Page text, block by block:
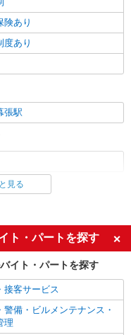
：稲毛海岸】
詳細を見る
！０からスタートでも活
＜日払い有/週払い有/交
む)＞
駅：海浜幕張
イサービスの看護師＊
＜交通費全額支給(ガソリ
い可＞
り駅：検見川浜≫
険あり
度あり
張駅
す
不要
学OKまたは説明会あり
・有資格者歓迎
見る
ト・パートを探す
イト・パートを探す
接客サービス
警備・ビルメンテナンス・
理